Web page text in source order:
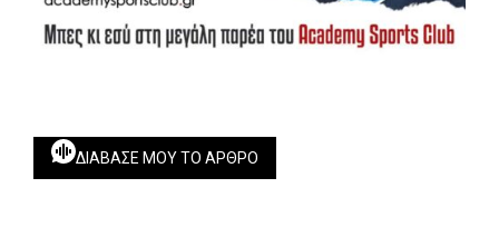
ΔΙΆΒΑΣΕ ΜΟΥ ΤΟ ΆΡΘΡΟ